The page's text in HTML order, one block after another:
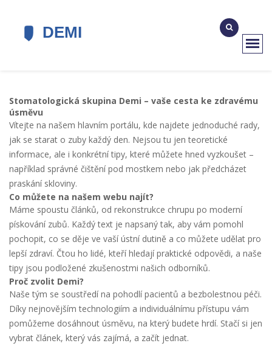
Stomatologická skupina Demi – vaše cesta ke zdravému
úsměvu
Vítejte na našem hlavním portálu, kde najdete jednoduché rady,
jak se starat o zuby každý den. Nejsou tu jen teoretické
informace, ale i konkrétní tipy, které můžete hned vyzkoušet –
například správné čištění pod mostkem nebo jak předcházet
praskání skloviny.
Co můžete na našem webu najít?
Máme spoustu článků, od rekonstrukce chrupu po moderní
pískování zubů. Každý text je napsaný tak, aby vám pomohl
pochopit, co se děje ve vaší ústní dutině a co můžete udělat pro
lepší zdraví. Čtou ho lidé, kteří hledají praktické odpovědi, a naše
tipy jsou podložené zkušenostmi našich odborníků.
Proč zvolit Demi?
Naše tým se soustředí na pohodlí pacientů a bezbolestnou péči.
Díky nejnovějším technologiím a individuálnímu přístupu vám
pomůžeme dosáhnout úsměvu, na který budete hrdí. Stačí si jen
vybrat článek, který vás zajímá, a začít jednat.